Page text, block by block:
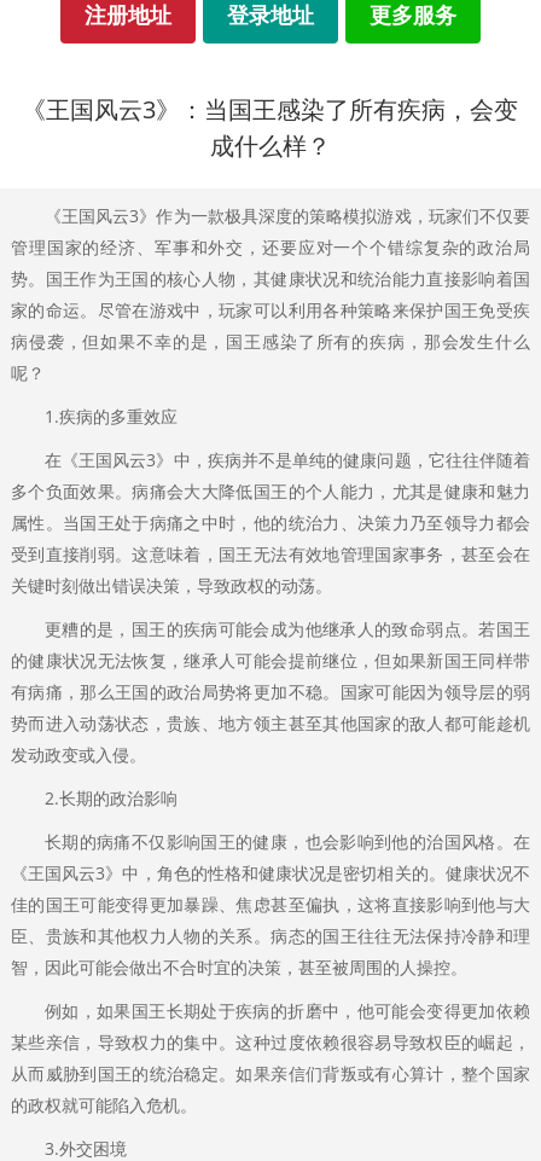
注册地址 登录地址 更多服务
《王国风云3》：当国王感染了所有疾病，会变
成什么样？
《王国风云3》作为一款极具深度的策略模拟游戏，玩家们不仅要
管理国家的经济、军事和外交，还要应对一个个错综复杂的政治局
势。国王作为王国的核心人物，其健康状况和统治能力直接影响着国
家的命运。尽管在游戏中，玩家可以利用各种策略来保护国王免受疾
病侵袭，但如果不幸的是，国王感染了所有的疾病，那会发生什么
呢？
1.疾病的多重效应
在《王国风云3》中，疾病并不是单纯的健康问题，它往往伴随着
多个负面效果。病痛会大大降低国王的个人能力，尤其是健康和魅力
属性。当国王处于病痛之中时，他的统治力、决策力乃至领导力都会
受到直接削弱。这意味着，国王无法有效地管理国家事务，甚至会在
关键时刻做出错误决策，导致政权的动荡。
更糟的是，国王的疾病可能会成为他继承人的致命弱点。若国王
的健康状况无法恢复，继承人可能会提前继位，但如果新国王同样带
有病痛，那么王国的政治局势将更加不稳。国家可能因为领导层的弱
势而进入动荡状态，贵族、地方领主甚至其他国家的敌人都可能趁机
发动政变或入侵。
2.长期的政治影响
长期的病痛不仅影响国王的健康，也会影响到他的治国风格。在
《王国风云3》中，角色的性格和健康状况是密切相关的。健康状况不
佳的国王可能变得更加暴躁、焦虑甚至偏执，这将直接影响到他与大
臣、贵族和其他权力人物的关系。病态的国王往往无法保持冷静和理
智，因此可能会做出不合时宜的决策，甚至被周围的人操控。
例如，如果国王长期处于疾病的折磨中，他可能会变得更加依赖
某些亲信，导致权力的集中。这种过度依赖很容易导致权臣的崛起，
从而威胁到国王的统治稳定。如果亲信们背叛或有心算计，整个国家
的政权就可能陷入危机。
3.外交困境